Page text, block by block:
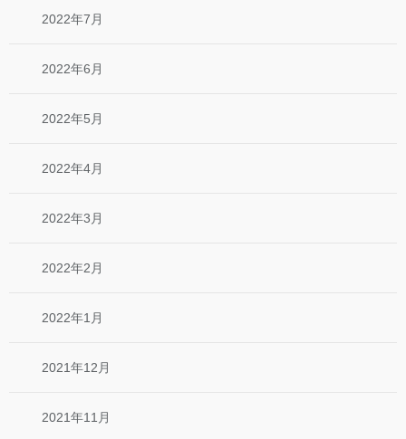
2022年7月
2022年6月
2022年5月
2022年4月
2022年3月
2022年2月
2022年1月
2021年12月
2021年11月